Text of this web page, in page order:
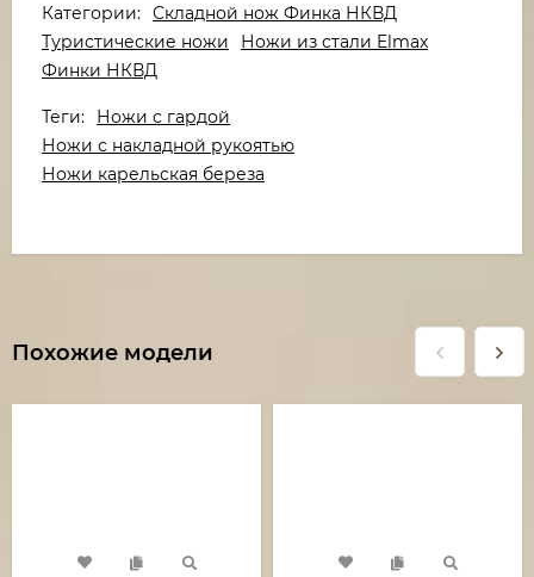
Категории: Складной нож Финка НКВД
Туристические ножи
Ножи из стали Elmax
Финки НКВД
Теги:
Ножи с гардой
Ножи с накладной рукоятью
Ножи карельская береза
Похожие модели